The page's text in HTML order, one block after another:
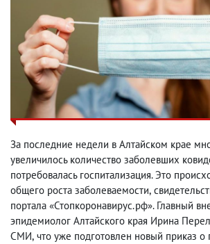
За последние недели в Алтайском крае
увеличилось количество заболевших
потребовалась госпитализация. Это
общего роста заболеваемости,
портала «Стопкоронавирус.рф». Главный
эпидемиолог Алтайского края Ирина
СМИ, что уже подготовлен новый приказ о